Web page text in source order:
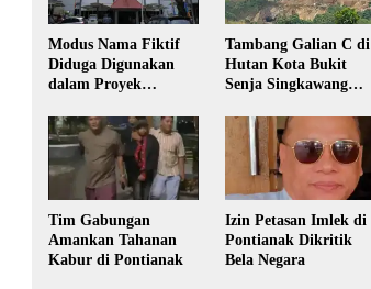
Modus Nama Fiktif
Diduga Digunakan
dalam Proyek
Tambang Galian C di
Hutan Kota Bukit
Senja Singkawang
Tim Gabungan
Amankan Tahanan
Kabur di Pontianak
Izin Petasan Imlek di
Pontianak Dikritik
Bela Negara